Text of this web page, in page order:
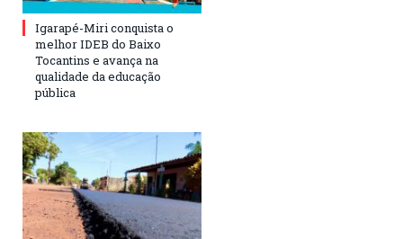
Igarapé-Miri conquista o
melhor IDEB do Baixo
Tocantins e avança na
qualidade da educação
pública